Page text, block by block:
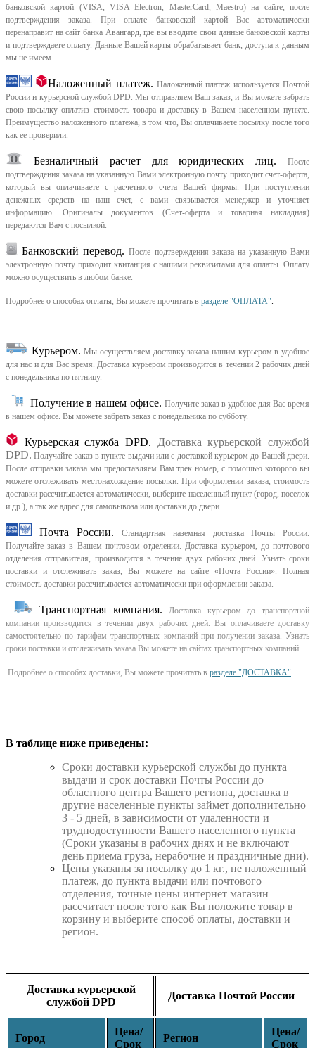
банковской картой (VISA, VISA Electron, MasterCard, Maestro) на сайте, после
подтверждения заказа. При оплате банковской картой Вас автоматически
перенаправит на сайт банка Авангард, где вы вводите свои данные банковской карты
и подтверждаете оплату. Данные Вашей карты обрабатывает банк, доступа к данным
мы не имеем.
Наложенный платеж. Наложенный платеж используется Почтой
России и курьерской службой DPD. Мы отправляем Ваш заказ, и Вы можете забрать
свою посылку оплатив стоимость товара и доставку в Вашем населенном пункте.
Преимущество наложенного платежа, в том что, Вы оплачиваете посылку после того
как ее проверили.
Безналичный расчет для юридических лиц.
После
подтверждения заказа на указанную Вами электронную почту приходит счет-оферта,
который вы оплачиваете с расчетного счета Вашей фирмы. При поступлении
денежных средств на наш счет, с вами связывается менеджер и уточняет
информацию. Оригиналы документов (Счет-оферта и товарная накладная)
передаются Вам с посылкой.
Банковский перевод. После подтверждения заказа на указанную Вами
электронную почту приходит квитанция с нашими реквизитами для оплаты. Оплату
можно осуществить в любом банке.
Подробнее о способах оплаты, Вы можете прочитать в разделе "ОПЛАТА"
Курьером. Мы осуществляем доставку заказа нашим курьером в удобное
для нас и для Вас время. Доставка курьером производится в течении 2 рабочих дней
с понедельника по пятницу.
Получение в нашем офисе. Получите заказ в удобное для Вас время
в нашем офисе. Вы можете забрать заказ с понедельника по субботу.
Курьерская служба DPD.
Доставка курьерской службой
DPD. Получайте заказ в пункте выдачи или с доставкой курьером до Вашей двери.
После отправки заказа мы предоставляем Вам трек номер, с помощью которого вы
можете отслеживать местонахождение посылки. При оформлении заказа, стоимость
доставки рассчитывается автоматически, выберите населенный пункт (город, поселок
и др.), а так же адрес для самовывоза или доставки до двери.
Почта России.
Стандартная наземная доставка Почты России.
Получайте заказ в Вашем почтовом отделении. Доставка курьером, до почтового
отделения отправителя, производится в течение двух рабочих дней. Узнать сроки
поставки и отслеживать заказ, Вы можете на сайте «Почта России». Полная
стоимость доставки рассчитывается автоматически при оформлении заказа.
Транспортная компания.
Доставка курьером до транспортной
компании производится в течении двух рабочих дней. Вы оплачиваете доставку
самостоятельно по тарифам транспортных компаний при получении заказа. Узнать
сроки поставки и отслеживать заказа Вы можете на сайтах транспортных компаний.
Подробнее о способах доставки, Вы можете прочитать в разделе "ДОСТАВКА"
В таблице ниже приведены:
Cроки доставки курьерской службы до пункта
выдачи и срок доставки Почты России до
областного центра Вашего региона, доставка в
другие населенные пункты займет дополнительно
3 - 5 дней, в зависимости от удаленности и
труднодоступности Вашего населенного пункта
(Сроки указаны в рабочих днях и не включают
день приема груза, нерабочие и праздничные дни).
Цены указаны за посылку до 1 кг., не наложенный
платеж, до пункта выдачи или почтового
отделения, точные цены интернет магазин
рассчитает после того как Вы положите товар в
корзину и выберите способ оплаты, доставки и
регион.
Доставка курьерской
службой DPD
Доставка Почтой России
Город
Цена/
Срок
Регион
Цена/
Срок